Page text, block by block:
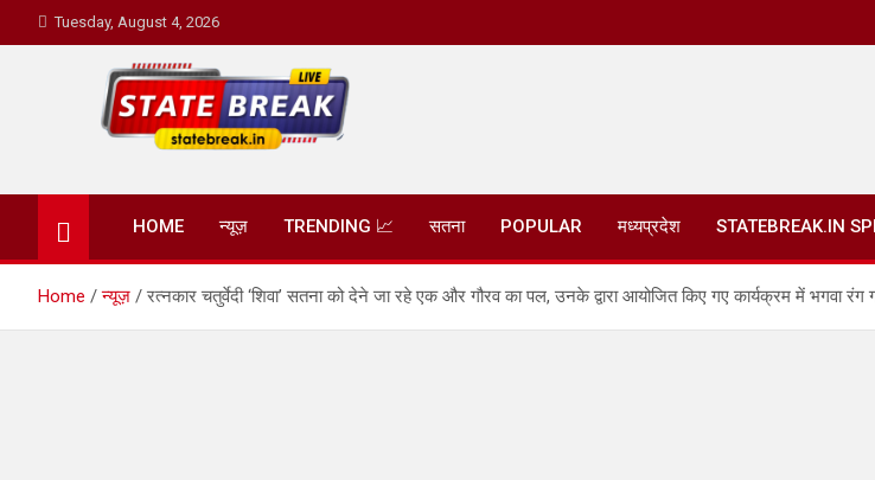
to
Tuesday, August 4, 2026
State Break
HOME न्यूज़ TRENDING 📈 सतना POPULAR मध्यप्रदेश STATEBREAK.IN
Home न्यूज़ रत्नकार चतुर्वेदी ‘शिवा’ सतना को देने जा रहे एक और गौरव का पल, उनके द्वारा आयोजित किए गए कार्यक्रम में भगवा रंग